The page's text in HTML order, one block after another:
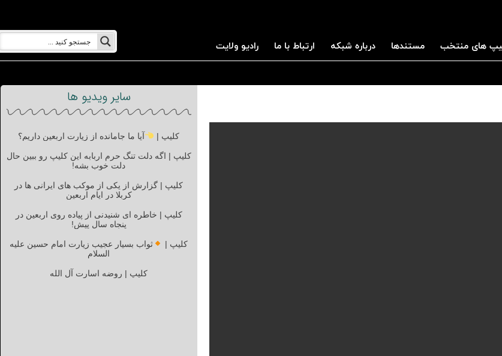
های منتخب مستندها درباره شبکه ارتباط با ما رادیو ولایت
سایر ویدیو ها
کلیپ | آیا ما جامانده از زیارت اربعین داریم؟
کلیپ | اگه دلت تنگ حرم اربابه این کلیپ رو ببین حال
دلت خوب بشه!
کلیپ | گزارش از یکی از موکب های ایرانی ها در
کربلا در ایام اربعین
کلیپ | خاطره ای شنیدنی از پیاده روی اربعین در
پنجاه سال پیش!
کلیپ |
ثواب بسیار عجیب زیارت امام حسین علیه
السلام
کلیپ | روضه اسارت آل الله